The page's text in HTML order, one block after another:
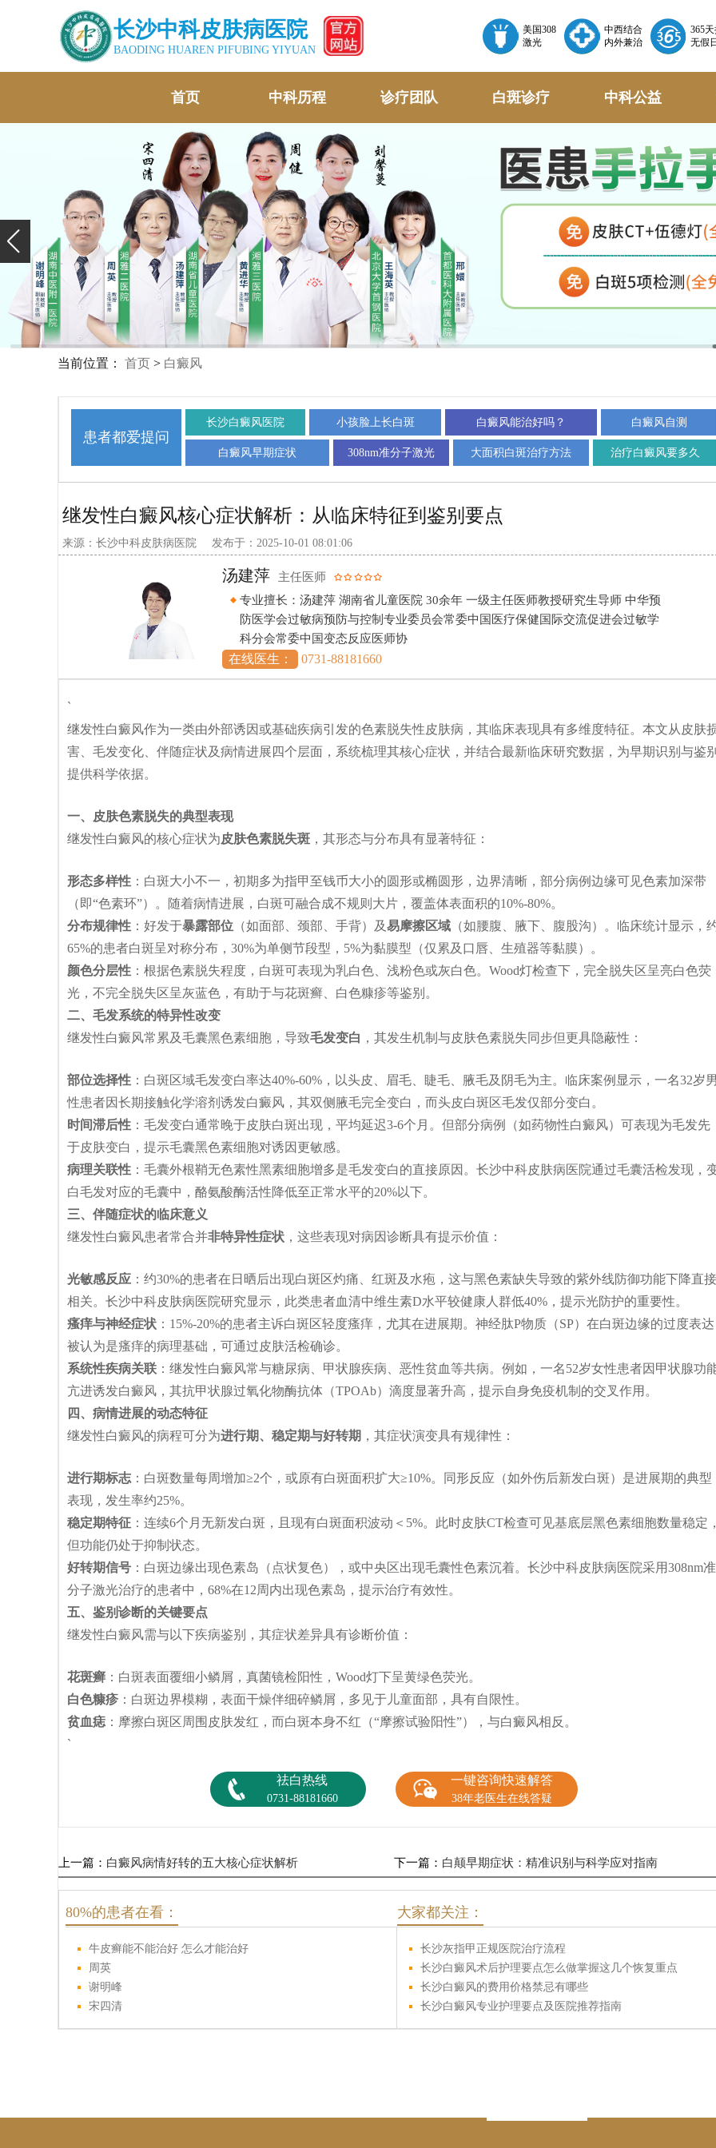
长沙中科皮肤病医院
BAODING HUAREN PIFUBING YIYUAN
美国308
激光
中西结合
内外兼治
365
无假
首页 中科历程 诊疗团队 白斑诊疗 中科公益
当前位置： 首页 > 白癜风
患者都爱提问
长沙白癜风医院 小孩脸上长白斑 白癜风能治好吗？ 白癜风自测
白癜风早期症状 308nm准分子激光 大面积白斑治疗方法 治疗白癜风要多久
继发性白癜风核心症状解析：从临床特征到鉴别要点
来源：长沙中科皮肤病医院 发布于：2025-10-01 08:01:06
谢明峰
副主任医师
专业擅长：谢明峰 湖南中医药大学第一附属医院 20余年 副主任医师 湖南省中医
药及中西医结合学会皮肤性病学专业委员会委员湖南省中医药学会中医基础委员
会委员中国中西医结合医美专业
在线医生： 0731-88181660
`
继发性白癜风作为一类由外部诱因或基础疾病引发的色素脱失性皮肤病，其临床表现具有多维度特征。本文从皮肤
害、毛发变化、伴随症状及病情进展四个层面，系统梳理其核心症状，并结合最新临床研究数据，为早期识别与鉴别
提供科学依据。
一、皮肤色素脱失的典型表现
继发性白癜风的核心症状为皮肤色素脱失斑 ，其形态与分布具有显著特征：
形态多样性 ：白斑大小不一，初期多为指甲至钱币大小的圆形或椭圆形，边界清晰，部分病例边缘可见色素加深带
（即“色素环”）。随着病情进展，白斑可融合成不规则大片，覆盖体表面积的10%-80%。
分布规律性 ：好发于暴露部位 （如面部、颈部、手背）及易摩擦区域 （如腰腹、腋下、腹股沟）。临床统计显示，
65%的患者白斑呈对称分布，30%为单侧节段型，5%为黏膜型（仅累及口唇、生殖器等黏膜）。
颜色分层性 ：根据色素脱失程度，白斑可表现为乳白色、浅粉色或灰白色。Wood灯检查下，完全脱失区呈亮白色荧
光，不完全脱失区呈灰蓝色，有助于与花斑癣、白色糠疹等鉴别。
二、毛发系统的特异性改变
继发性白癜风常累及毛囊黑色素细胞，导致毛发变白 ，其发生机制与皮肤色素脱失同步但更具隐蔽性：
部位选择性 ：白斑区域毛发变白率达40%-60%，以头皮、眉毛、睫毛、腋毛及阴毛为主。临床案例显示，一名32岁男
性患者因长期接触化学溶剂诱发白癜风，其双侧腋毛完全变白，而头皮白斑区毛发仅部分变白。
时间滞后性 ：毛发变白通常晚于皮肤白斑出现，平均延迟3-6个月。但部分病例（如药物性白癜风）可表现为毛发先
于皮肤变白，提示毛囊黑色素细胞对诱因更敏感。
病理关联性 ：毛囊外根鞘无色素性黑素细胞增多是毛发变白的直接原因。长沙中科皮肤病医院通过毛囊活检发现，
白毛发对应的毛囊中，酪氨酸酶活性降低至正常水平的20%以下。
三、伴随症状的临床意义
继发性白癜风患者常合并非特异性症状 ，这些表现对病因诊断具有提示价值：
光敏感反应 ：约30%的患者在日晒后出现白斑区灼痛、红斑及水疱，这与黑色素缺失导致的紫外线防御功能下降直接
相关。长沙中科皮肤病医院研究显示，此类患者血清中维生素D水平较健康人群低40%，提示光防护的重要性。
瘙痒与神经症状 ：15%-20%的患者主诉白斑区轻度瘙痒，尤其在进展期。神经肽P物质（SP）在白斑边缘的过度表达
被认为是瘙痒的病理基础，可通过皮肤活检确诊。
系统性疾病关联 ：继发性白癜风常与糖尿病、甲状腺疾病、恶性贫血等共病。例如，一名52岁女性患者因甲状腺功
亢进诱发白癜风，其抗甲状腺过氧化物酶抗体（TPOAb）滴度显著升高，提示自身免疫机制的交叉作用。
四、病情进展的动态特征
继发性白癜风的病程可分为进行期、稳定期与好转期 ，其症状演变具有规律性：
进行期标志 ：白斑数量每周增加≥2个，或原有白斑面积扩大≥10%。同形反应（如外伤后新发白斑）是进展期的典型
表现，发生率约25%。
稳定期特征 ：连续6个月无新发白斑，且现有白斑面积波动＜5%。此时皮肤CT检查可见基底层黑色素细胞数量稳定，
但功能仍处于抑制状态。
好转期信号 ：白斑边缘出现色素岛（点状复色），或中央区出现毛囊性色素沉着。长沙中科皮肤病医院采用308nm准
分子激光治疗的患者中，68%在12周内出现色素岛，提示治疗有效性。
五、鉴别诊断的关键要点
继发性白癜风需与以下疾病鉴别，其症状差异具有诊断价值：
花斑癣 ：白斑表面覆细小鳞屑，真菌镜检阳性，Wood灯下呈黄绿色荧光。
白色糠疹 ：白斑边界模糊，表面干燥伴细碎鳞屑，多见于儿童面部，具有自限性。
贫血痣 ：摩擦白斑区周围皮肤发红，而白斑本身不红（“摩擦试验阳性”），与白癜风相反。
`
祛白热线
0731-88181660
一键咨询快速解答
38年老医生在线答疑
上一篇： 白癜风病情好转的五大核心症状解析 下一篇： 白颠早期症状：精准识别与科学应对指南
80%的患者在看：
牛皮癣能不能治好 怎么才能治好
周英
谢明峰
宋四清
大家都关注：
长沙灰指甲正规医院治疗流程
长沙白癜风术后护理要点怎么做掌握这几个恢复重点
长沙白癜风的费用价格禁忌有哪些
长沙白癜风专业护理要点及医院推荐指南